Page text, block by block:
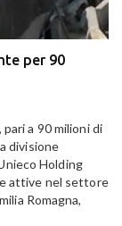
per 90
a 90 milioni di
divisione
Holding
attive nel settore
Romagna,